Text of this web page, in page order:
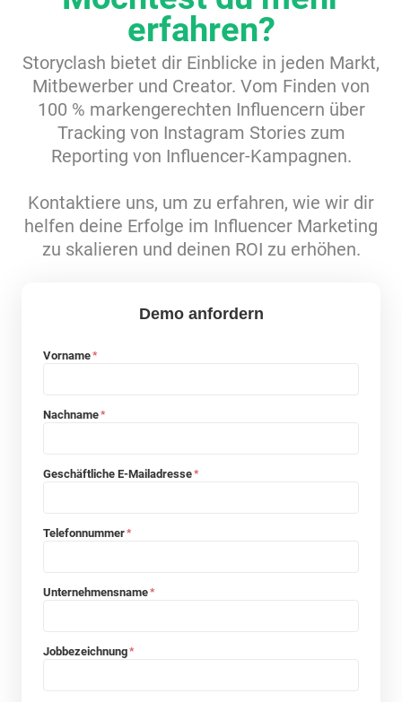
erfahren?
Storyclash bietet dir Einblicke in jeden Markt,
Mitbewerber und Creator. Vom Finden von
100 % markengerechten Influencern über
Tracking von Instagram Stories zum
Reporting von Influencer-Kampagnen.
Kontaktiere uns, um zu erfahren, wie wir dir
helfen deine Erfolge im Influencer Marketing
zu skalieren und deinen ROI zu erhöhen.
Demo anfordern
Vorname*
Nachname*
Geschäftliche E-Mailadresse*
Telefonnummer*
Unternehmensname*
Jobbezeichnung*